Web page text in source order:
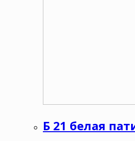
Б 21 белая